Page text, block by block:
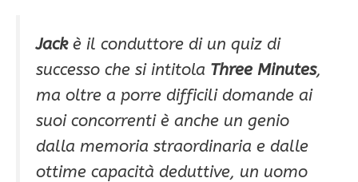
Jackè il conduttore di un quiz di
successo che si intitola Three Minutes,
ma oltre a porre difficili domande ai
suoi concorrenti è anche un genio
dalla memoria straordinaria e dalle
ottime capacità deduttive, un uomo